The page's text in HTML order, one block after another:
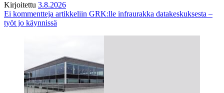
Kirjoitettu 3.8.2026
Ei kommentteja artikkeliin GRK:lle infraurakka datakeskuksesta –
työt jo käynnissä